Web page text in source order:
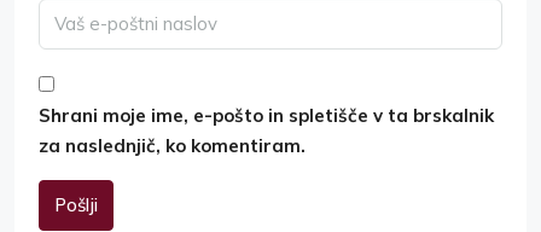
Shrani moje ime, e-pošto in spletišče v ta brskalnik
za naslednjič, ko komentiram.
Pošlji